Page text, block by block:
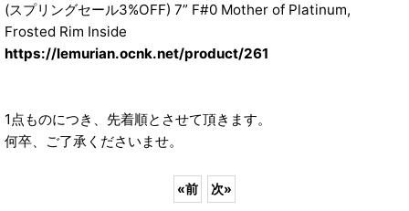
(スプリングセール3%OFF) 7” F#0 Mother of Platinum,
Frosted Rim Inside
https://lemurian.ocnk.net/product/261
1点ものにつき、先着順とさせて頂きます。
何卒、ご了承くださいませ。
«前 次»